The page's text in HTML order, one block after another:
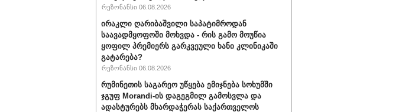
რეზონანსი 06.08.2026
ირაკლი ღარიბაშვილი საპატიმროდან
საავადმყოფოში მოხვდა - რის გამო მოუწია
ყოფილ პრემიერს გარკვეული ხანი კლინიკაში
გატარება?
რეზონანსი 06.08.2026
რუმინეთის საგარეო უწყება ემიჯნება სოხუმში
ჯგუფ Morandi-ის დაგეგმილ გამოსვლა და
ადასტურებს მხარდაჭერას საქართველოს